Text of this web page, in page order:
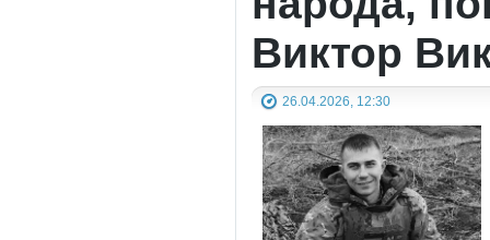
Виктор
26.04.2026, 12:30